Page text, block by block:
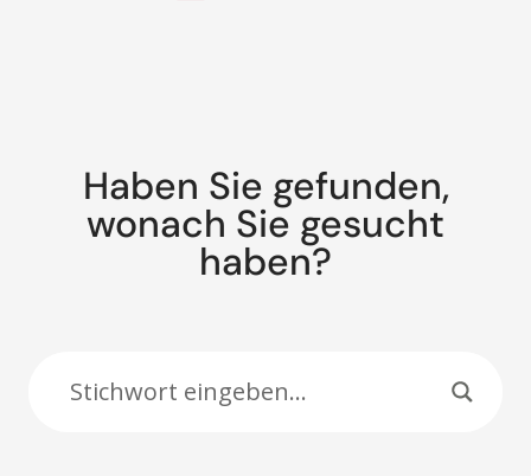
Haben Sie gefunden,
wonach Sie gesucht
haben?